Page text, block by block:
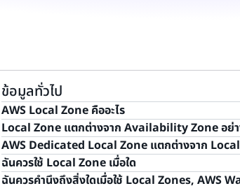
ข้อมูลทั่วไป
AWS Local Zone คืออะไร
Local Zones ช่วยให้คุณสามารถเลือกบริการของ
เคียงกับผู้ใช้ปลายทางของคุณมากยิ่งขึ้น มอบการเข้
นอกจากนี้ Local Zones ยังเชื่อมต่อกับรีเจี้ยนหลัก
Local Zone แตกต่างจาก Availability Zone อย่า
Local Zones ได้รับการออกแบบมาเพื่อนำบริการหลั
ของคุณมาอยู่ใกล้ผู้ใช้ปลายทางมากยิ่งขึ้น ส่วน
AWS Dedicated Local Zone แตกต่างจาก
Dedicated Local Zones คือ Local Zones ที่สร้าง
ฉันควรใช้ Local Zone เมื่อใด
ฉันควรคำนึงถึงสิ่งใดเมื่อใช้ Local Zones, AWS